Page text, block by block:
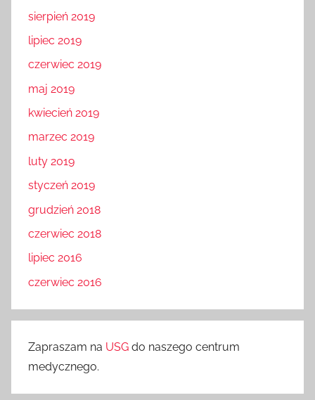
sierpień 2019
lipiec 2019
czerwiec 2019
maj 2019
kwiecień 2019
marzec 2019
luty 2019
styczeń 2019
grudzień 2018
czerwiec 2018
lipiec 2016
czerwiec 2016
Zapraszam na USG do naszego centrum
medycznego.